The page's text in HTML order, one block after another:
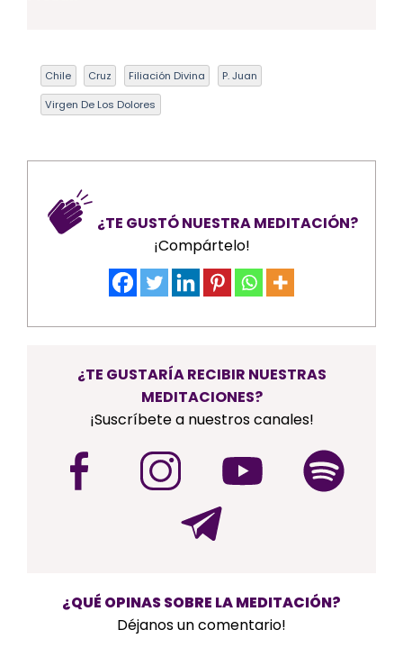
Chile Cruz Filiación Divina P. Juan
Virgen De Los Dolores
¿TE GUSTÓ NUESTRA MEDITACIÓN?
¡Compártelo!
¿TE GUSTARÍA RECIBIR NUESTRAS
MEDITACIONES?
¡Suscríbete a nuestros canales!
¿QUÉ OPINAS SOBRE LA MEDITACIÓN?
Déjanos un comentario!